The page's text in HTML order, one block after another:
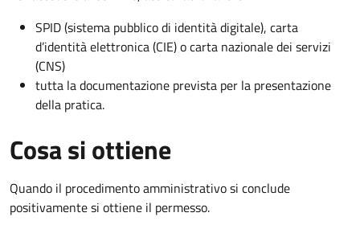
SPID (sistema pubblico di identità digitale), carta
d’identità elettronica (CIE) o carta nazionale dei servizi
(CNS)
tutta la documentazione prevista per la presentazione
della pratica.
Cosa si ottiene
Quando il procedimento amministrativo si conclude
positivamente si ottiene il permesso.